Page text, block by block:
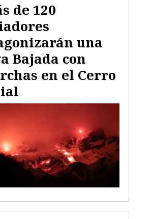
de 120
una
Bajada con
en el Cerro